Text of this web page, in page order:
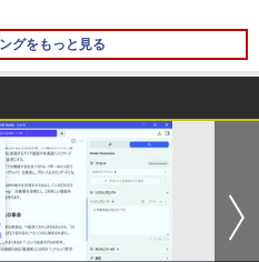
グをもっと見る
リーでポイント10倍】はじめて
えほん きいろいえほんのおう
ット